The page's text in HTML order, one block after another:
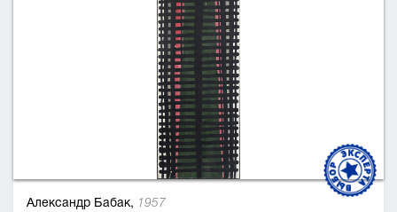
Александр Бабак, 1957